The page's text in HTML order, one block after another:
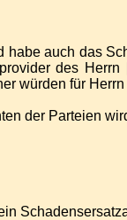
auch das
des
würden für
der Parteien